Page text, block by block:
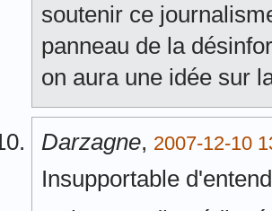
soutenir ce
panneau de la
on aura une idée sur
Darzagne, 2007-12-10
Insupportable